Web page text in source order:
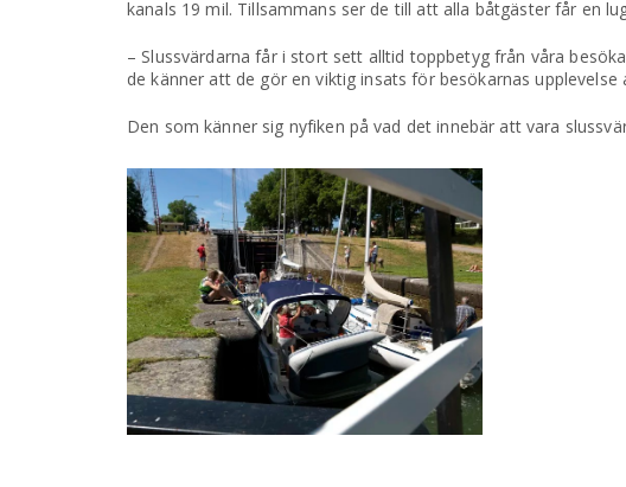
kanals 19 mil. Tillsammans ser de till att alla båtgäster får en
– Slussvärdarna får i stort sett alltid toppbetyg från våra
de känner att de gör en viktig insats för besökarnas upplevelse
Den som känner sig nyfiken på vad det innebär att vara